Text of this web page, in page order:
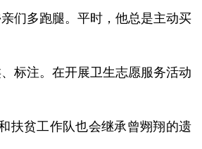
们多跑腿。平时，他总是主动买
标注。在开展卫生志愿服务活动
扶贫工作队也会继承曾翙翔的遗